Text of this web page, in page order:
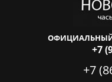
ОФИЦИАЛЬНЫЙ
+7
+7